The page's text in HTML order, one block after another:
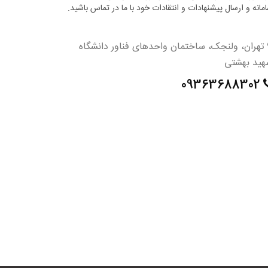
و ارسال پیشنهادات و انتقادات خود با ما در تماس باشید.
تهران، ولنجک، ساختمان واحدهای فناور دانشگاه
بهشتی
09363688302